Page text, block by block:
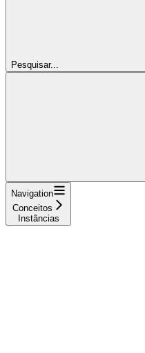
Pesquisar...
Navigation
Conceitos
Instâncias